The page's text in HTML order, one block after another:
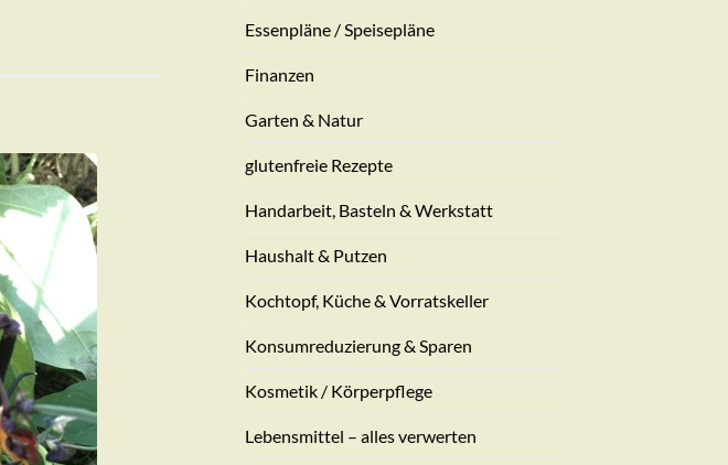
Essenpläne / Speisepläne
Finanzen
Garten & Natur
glutenfreie Rezepte
Handarbeit, Basteln & Werkstatt
Haushalt & Putzen
Kochtopf, Küche & Vorratskeller
Konsumreduzierung & Sparen
Kosmetik / Körperpflege
Lebensmittel – alles verwerten